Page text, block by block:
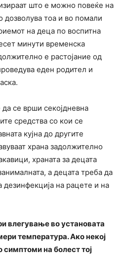
што е можно повеќе на
дозволува тоа и во помали
на деца по воспитна
минути временска
е растојание од
еден родител и
се врши секојдневна
средства со кои се
кујна до другите
храна задолжително
храната за децата
а децата треба да
дезинфекција на рацете и на
влегување во установата
температура. Ако некој
на болест тој